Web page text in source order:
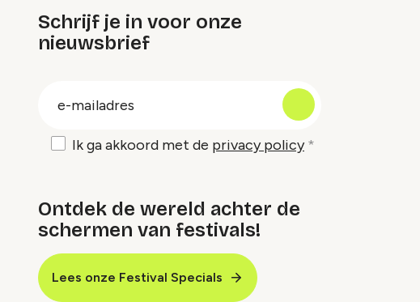
Schrijf je in voor onze
nieuwsbrief
Ik ga akkoord met de privacy policy
Ontdek de wereld achter de
schermen van festivals!
Lees onze Festival Specials